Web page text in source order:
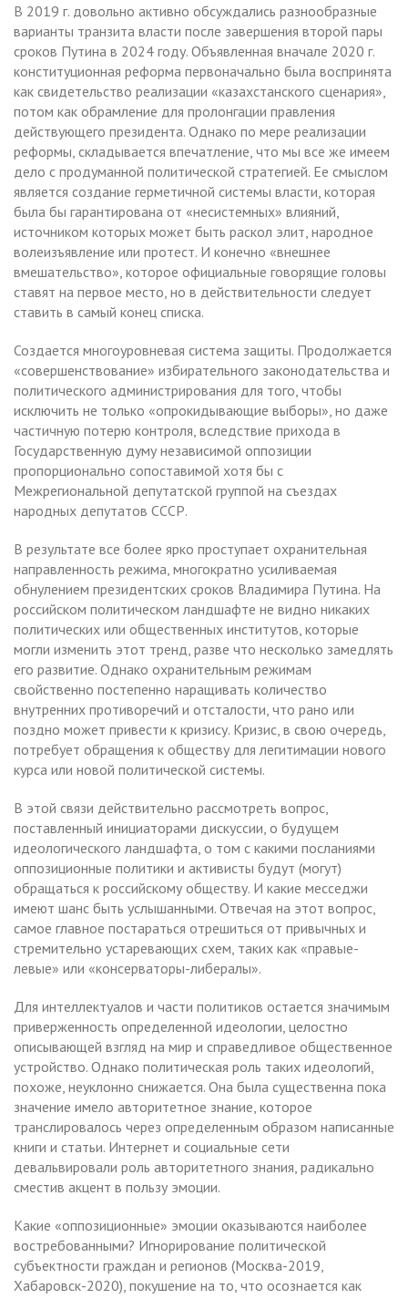
В 2019 г. довольно активно обсуждались разнообразные
варианты транзита власти после завершения второй пары
сроков Путина в 2024 году. Объявленная вначале 2020 г.
конституционная реформа первоначально была воспринята
как свидетельство реализации «казахстанского сценария»,
потом как обрамление для пролонгации правления
действующего президента. Однако по мере реализации
реформы, складывается впечатление, что мы все же имеем
дело с продуманной политической стратегией. Ее смыслом
является создание герметичной системы власти, которая
была бы гарантирована от «несистемных» влияний,
источником которых может быть раскол элит, народное
волеизъявление или протест. И конечно «внешнее
вмешательство», которое официальные говорящие головы
ставят на первое место, но в действительности следует
ставить в самый конец списка.
Создается многоуровневая система защиты. Продолжается
«совершенствование» избирательного законодательства и
политического администрирования для того, чтобы
исключить не только «опрокидывающие выборы», но даже
частичную потерю контроля, вследствие прихода в
Государственную думу независимой оппозиции
пропорционально сопоставимой хотя бы с
Межрегиональной депутатской группой на съездах
народных депутатов СССР.
В результате все более ярко проступает охранительная
направленность режима, многократно усиливаемая
обнулением президентских сроков Владимира Путина. На
российском политическом ландшафте не видно никаких
политических или общественных институтов, которые
могли изменить этот тренд, разве что несколько замедлять
его развитие. Однако охранительным режимам
свойственно постепенно наращивать количество
внутренних противоречий и отсталости, что рано или
поздно может привести к кризису. Кризис, в свою очередь,
потребует обращения к обществу для легитимации нового
курса или новой политической системы.
В этой связи действительно рассмотреть вопрос,
поставленный инициаторами дискуссии, о будущем
идеологического ландшафта, о том с какими посланиями
оппозиционные политики и активисты будут (могут)
обращаться к российскому обществу. И какие месседжи
имеют шанс быть услышанными. Отвечая на этот вопрос,
самое главное постараться отрешиться от привычных и
стремительно устаревающих схем, таких как «правые-
левые» или «консерваторы-либералы».
Для интеллектуалов и части политиков остается значимым
приверженность определенной идеологии, целостно
описывающей взгляд на мир и справедливое общественное
устройство. Однако политическая роль таких идеологий,
похоже, неуклонно снижается. Она была существенна пока
значение имело авторитетное знание, которое
транслировалось через определенным образом написанные
книги и статьи. Интернет и социальные сети
девальвировали роль авторитетного знания, радикально
сместив акцент в пользу эмоции.
Какие «оппозиционные» эмоции оказываются наиболее
востребованными? Игнорирование политической
субъектности граждан и регионов (Москва-2019,
Хабаровск-2020), покушение на то, что осознается как